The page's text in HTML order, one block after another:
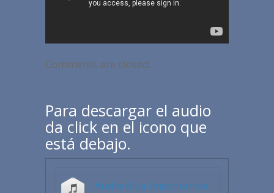
Comments are closed.
Para descargar el audio
da click en el icono que
está debajo.
Audio 6 La Importancia